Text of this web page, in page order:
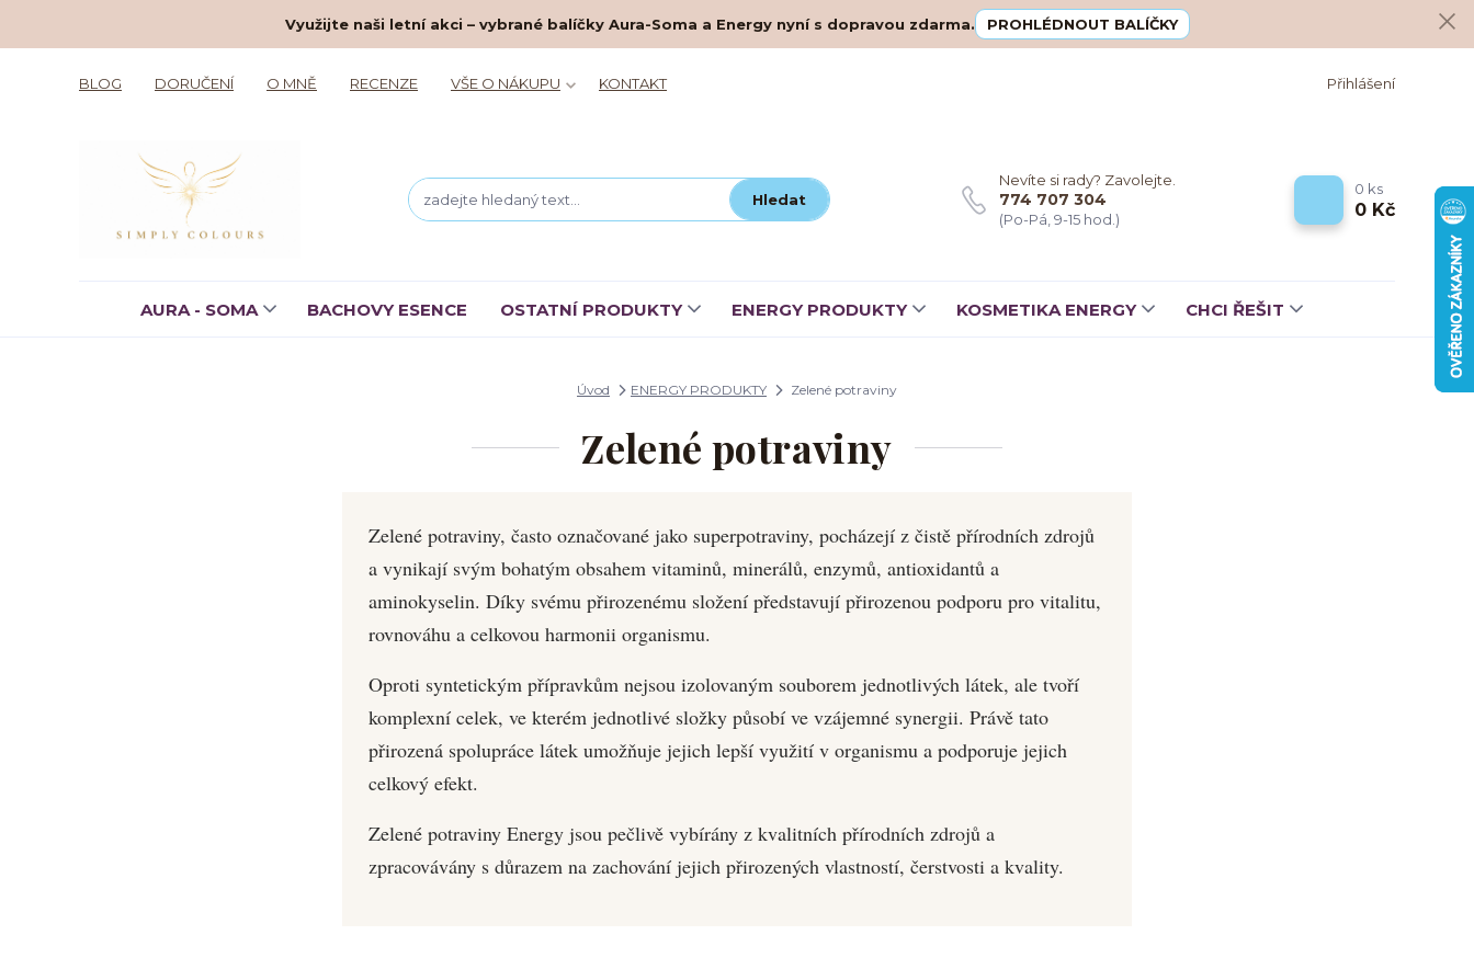
Využijte naši letní akci – vybrané balíčky Aura-Soma a Energy nyní s dopravou zdarma. PROHLÉDNOUT BALÍČKY
BLOG DORUČENÍ O MNĚ RECENZE VŠE O NÁKUPU KONTAKT Přihlášení
Hledat
Nevíte si rady? Zavolejte.
774 707 304
(Po-Pá, 9-15 hod.)
0 ks
0 Kč
AURA - SOMA BACHOVY ESENCE OSTATNÍ PRODUKTY ENERGY PRODUKTY KOSMETIKA ENERGY CHCI ŘEŠIT
Úvod ENERGY PRODUKTY Zelené potraviny
Zelené potraviny
Zelené potraviny, často označované jako superpotraviny, pocházejí z čistě přírodních zdrojů
a vynikají svým bohatým obsahem vitaminů, minerálů, enzymů, antioxidantů a
aminokyselin. Díky svému přirozenému složení představují přirozenou podporu pro vitalitu,
rovnováhu a celkovou harmonii organismu.
Oproti syntetickým přípravkům nejsou izolovaným souborem jednotlivých látek, ale tvoří
komplexní celek, ve kterém jednotlivé složky působí ve vzájemné synergii. Právě tato
přirozená spolupráce látek umožňuje jejich lepší využití v organismu a podporuje jejich
celkový efekt.
Zelené potraviny Energy jsou pečlivě vybírány z kvalitních přírodních zdrojů a
zpracovávány s důrazem na zachování jejich přirozených vlastností, čerstvosti a kvality.